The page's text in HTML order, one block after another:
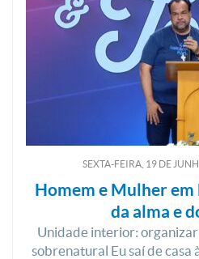
SEXTA-FEIRA, 19 DE
Homem e Mulher em
da alma e
Unidade interior:
sobrenatural Eu saí de casa